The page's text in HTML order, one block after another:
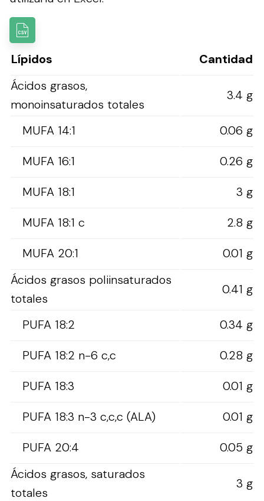
Lípidos
Cantidad
Ácidos grasos,
monoinsaturados totales
3.4 g
MUFA 14:1
0.06 g
MUFA 16:1
0.26 g
MUFA 18:1
3 g
MUFA 18:1 c
2.8 g
MUFA 20:1
0.01 g
Ácidos grasos poliinsaturados
totales
0.41 g
PUFA 18:2
0.34 g
PUFA 18:2 n-6 c,c
0.28 g
PUFA 18:3
0.01 g
PUFA 18:3 n-3 c,c,c (ALA)
0.01 g
PUFA 20:4
0.05 g
Ácidos grasos, saturados
totales
3 g